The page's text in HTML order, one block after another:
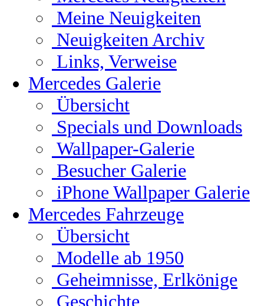
Meine Neuigkeiten
Neuigkeiten Archiv
Links, Verweise
Mercedes Galerie
Übersicht
Specials und Downloads
Wallpaper-Galerie
Besucher Galerie
iPhone Wallpaper Galerie
Mercedes Fahrzeuge
Übersicht
Modelle ab 1950
Geheimnisse, Erlkönige
Geschichte